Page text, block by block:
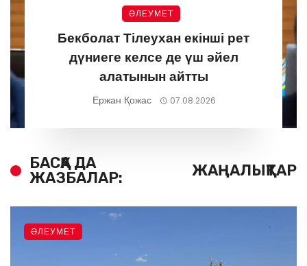
ӘЛЕУМЕТ
Бекболат Тілеухан екінші рет
дүниеге келсе де үш әйел
алатынын айтты
Ержан Қожас 07.08.2026
БАСҚА ДА
ЖАЗБАЛАР:
ЖАҢАЛЫҚТАР
ӘЛЕУМЕТ